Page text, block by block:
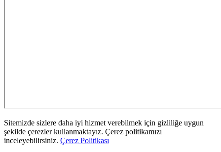
Sitemizde sizlere daha iyi hizmet verebilmek için gizliliğe uygun
şekilde çerezler kullanmaktayız. Çerez politikamızı
inceleyebilirsiniz. Çerez Politikası